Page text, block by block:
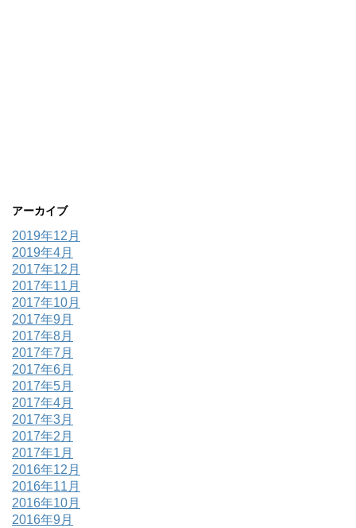
アーカイブ
2019年12月
2019年4月
2017年12月
2017年11月
2017年10月
2017年9月
2017年8月
2017年7月
2017年6月
2017年5月
2017年4月
2017年3月
2017年2月
2017年1月
2016年12月
2016年11月
2016年10月
2016年9月